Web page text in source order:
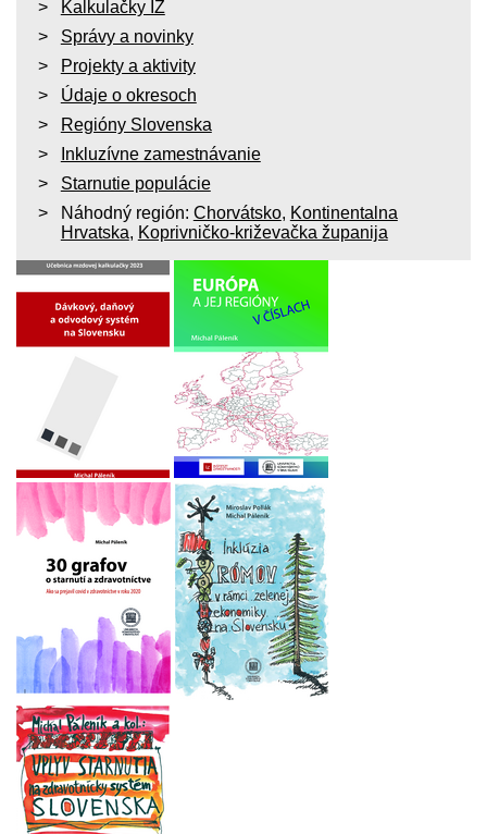
Kalkulačky IZ
Správy a novinky
Projekty a aktivity
Údaje o okresoch
Regióny Slovenska
Inkluzívne zamestnávanie
Starnutie populácie
Náhodný región: Chorvátsko, Kontinentalna
Hrvatska, Koprivničko-križevačka županija